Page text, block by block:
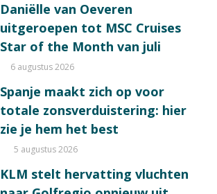
Daniëlle van Oeveren
uitgeroepen tot MSC Cruises
Star of the Month van juli
6 augustus 2026
Spanje maakt zich op voor
totale zonsverduistering: hier
zie je hem het best
5 augustus 2026
KLM stelt hervatting vluchten